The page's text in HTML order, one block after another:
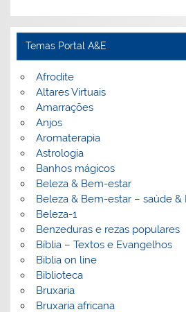
Temas Portal A&E
Afrodite
Altares Virtuais
Amarrações
Anjos
Aromaterapia
Astrologia
Banhos mágicos
Beleza & Bem-estar
Beleza & Bem-estar – saúde &
Beleza-1
Benzeduras e rezas populares
Bíblia – Textos e Evangelhos
Biblia on line
Biblioteca
Bruxaria
Bruxaria africana